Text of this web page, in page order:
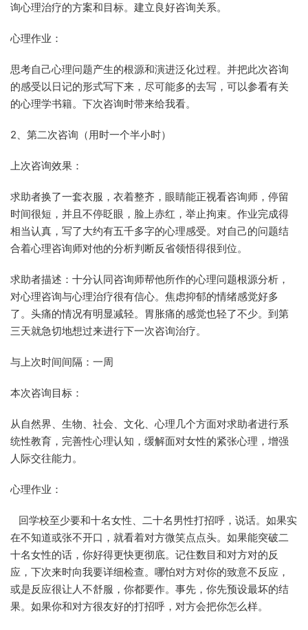
询心理治疗的方案和目标。建立良好咨询关系。
心理作业：
思考自己心理问题产生的根源和演进泛化过程。并把此次咨询
的感受以日记的形式写下来，尽可能多的去写，可以参看有关
的心理学书籍。下次咨询时带来给我看。
2、第二次咨询（用时一个半小时）
上次咨询效果：
求助者换了一套衣服，衣着整齐，眼睛能正视看咨询师，停留
时间很短，并且不停眨眼，脸上赤红，举止拘束。作业完成得
相当认真，写了大约有五千多字的心理感受。对自己的问题结
合着心理咨询师对他的分析判断反省领悟得很到位。
求助者描述：十分认同咨询师帮他所作的心理问题根源分析，
对心理咨询与心理治疗很有信心。焦虑抑郁的情绪感觉好多
了。头痛的情况有明显减轻。胃胀痛的感觉也轻了不少。到第
三天就急切地想过来进行下一次咨询治疗。
与上次时间间隔：一周
本次咨询目标：
从自然界、生物、社会、文化、心理几个方面对求助者进行系
统性教育，完善性心理认知，缓解面对女性的紧张心理，增强
人际交往能力。
心理作业：
回学校至少要和十名女性、二十名男性打招呼，说话。如果实
在不知道或张不开口，就看着对方微笑点点头。如果能突破二
十名女性的话，你好得更快更彻底。记住数目和对方对的反
应，下次来时向我要详细检查。哪怕对方对你的致意不反应，
或是反应很让人不舒服，你都要作。事先，你先预设最坏的结
果。如果你和对方很友好的打招呼，对方会把你怎么样。